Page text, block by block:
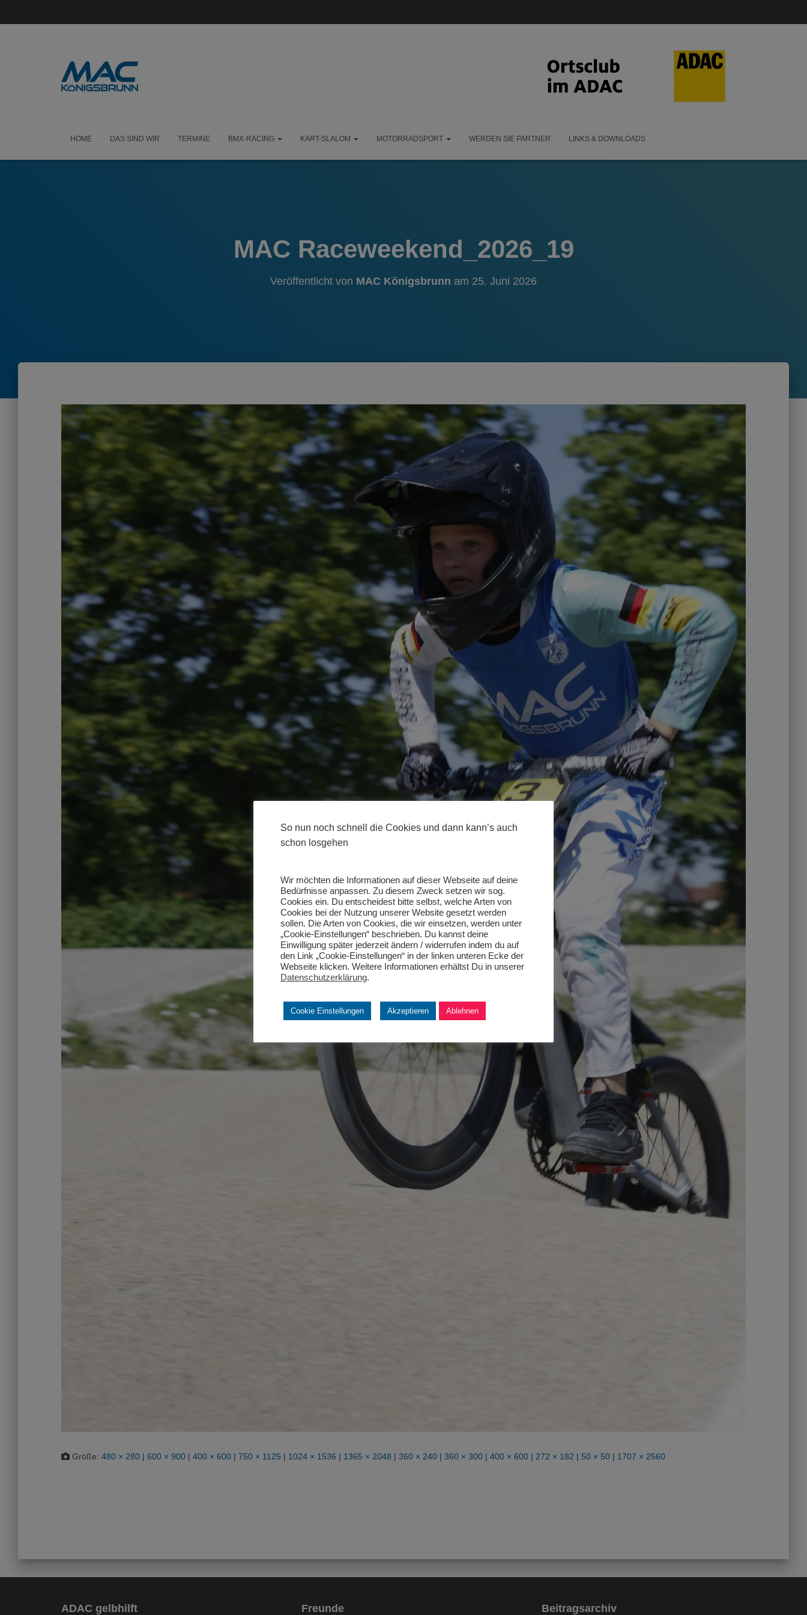
HOME DAS SIND WIR TERMINE BMX-RACING KART-SLALOM MOTORRADSPORT WERDEN SIE PARTNER LINKS & DOWNLOADS
MAC Raceweekend_2026_19
Veröffentlicht von MAC Königsbrunn am 25. Juni 2026
Größe: 480 × 280 | 600 × 900 | 400 × 600 | 750 × 1125 | 1024 × 1536 | 1365 × 2048 | 360 × 240 | 360 × 300 | 400 × 600 | 272 × 182 | 50 × 50 | 1707 × 2560
ADAC gelbhilft Freunde Beitragsarchiv
So nun noch schnell die Cookies und dann kann’s auch
schon losgehen
Wir möchten die Informationen auf dieser Webseite auf deine
Bedürfnisse anpassen. Zu diesem Zweck setzen wir sog.
Cookies ein. Du entscheidest bitte selbst, welche Arten von
Cookies bei der Nutzung unserer Website gesetzt werden
sollen. Die Arten von Cookies, die wir einsetzen, werden unter
„Cookie-Einstellungen“ beschrieben. Du kannst deine
Einwilligung später jederzeit ändern / widerrufen indem du auf
den Link „Cookie-Einstellungen“ in der linken unteren Ecke der
Webseite klicken. Weitere Informationen erhältst Du in unserer
Datenschutzerklärung.
Cookie Einstellungen Akzeptieren Ablehnen